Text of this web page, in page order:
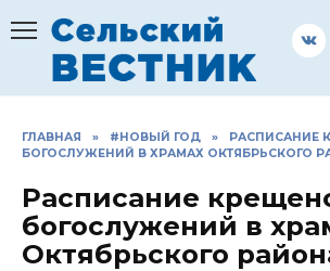
содержанию
ГЛАВНАЯ » #НОВЫЙ ГОД »
РАСПИСАНИЕ
БОГОСЛУЖЕНИЙ В ХРАМАХ ОКТЯБРЬСКОГО
Расписание
богослужений в
Октябрьского